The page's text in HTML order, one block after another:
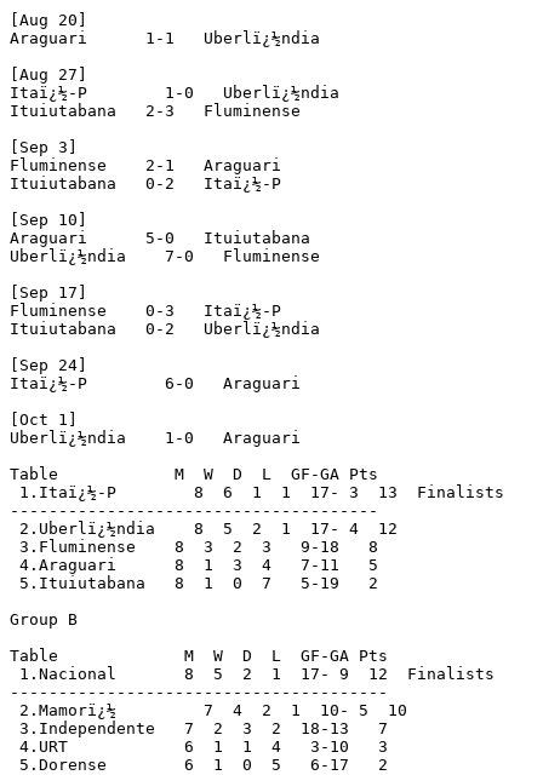
[Aug 20]
Araguari      1-1   Uberlï¿½ndia
[Aug 27]
Itaï¿½-P        1-0   Uberlï¿½ndia
Ituiutabana   2-3   Fluminense
[Sep 3]
Fluminense    2-1   Araguari
Ituiutabana   0-2   Itaï¿½-P
[Sep 10]
Araguari      5-0   Ituiutabana
Uberlï¿½ndia    7-0   Fluminense
[Sep 17]
Fluminense    0-3   Itaï¿½-P
Ituiutabana   0-2   Uberlï¿½ndia
[Sep 24]
Itaï¿½-P        6-0   Araguari
[Oct 1]
Uberlï¿½ndia    1-0   Araguari
Table            M  W  D  L  GF-GA Pts
1.Itaï¿½-P        8  6  1  1  17- 3  13  Finalists
--------------------------------------
2.Uberlï¿½ndia    8  5  2  1  17- 4  12
3.Fluminense    8  3  2  3   9-18   8
4.Araguari      8  1  3  4   7-11   5
5.Ituiutabana   8  1  0  7   5-19   2
Group B
Table             M  W  D  L  GF-GA Pts
1.Nacional       8  5  2  1  17- 9  12  Finalists
---------------------------------------
2.Mamorï¿½         7  4  2  1  10- 5  10
3.Independente   7  2  3  2  18-13   7
4.URT            6  1  1  4   3-10   3
5.Dorense        6  1  0  5   6-17   2